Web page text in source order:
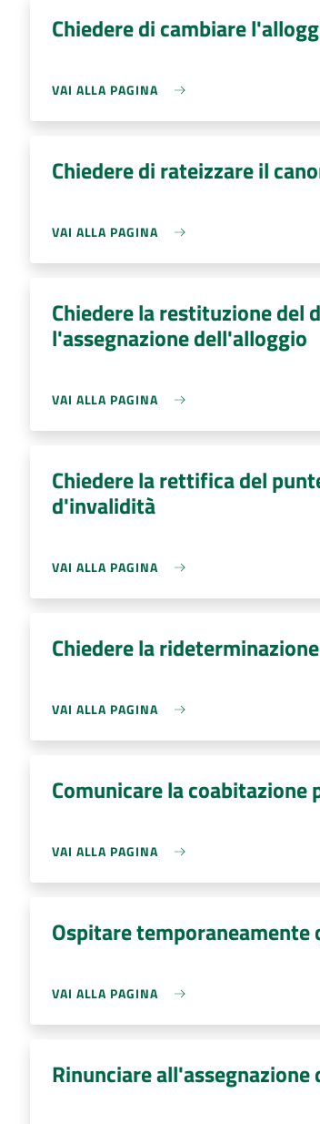
Chiedere di cambiare
VAI ALLA PAGINA
Chiedere di rateizzare il
VAI ALLA PAGINA
Chiedere la restituzione del
l'assegnazione dell'alloggio
VAI ALLA PAGINA
Chiedere la rettifica del
d'invalidità
VAI ALLA PAGINA
Chiedere la
VAI ALLA PAGINA
Comunicare la coabitazione
VAI ALLA PAGINA
Ospitare temporaneamente
VAI ALLA PAGINA
Rinunciare